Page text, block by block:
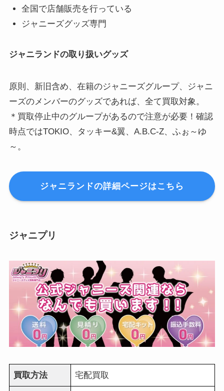
全国で店舗販売を行っている
ジャニーズグッズ専門
ジャニランドの取り扱いグッズ
原則、新旧含め、在籍のジャニーズグループ、ジャニ
ーズのメンバーのグッズであれば、全て買取対象。
＊買取停止中のグループがあるので注意が必要！確認
時点ではTOKIO、タッキー&翼、A.B.C-Z、ふぉ～ゆ
～。
ジャニランドの詳細ページはこちら
ジャニプリ
買取方法 宅配買取